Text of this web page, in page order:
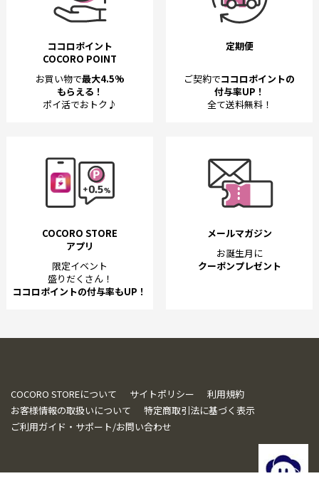
ココロポイント
COCORO POINT
お買い物で最大4.5%
もらえる！
ポイ活でおトク♪
定期便
ご契約でココロポイントの
付与率UP！
全て送料無料！
COCORO STORE
アプリ
限定イベント
盛りだくさん！
ココロポイントの付与率もUP！
メールマガジン
お誕生月に
クーポンプレゼント
COCORO STOREについて サイトポリシー
利用規約
お客様情報の取扱いについて
特定商取引法に基づく表示
ご利用ガイド・サポート/お問い合わせ